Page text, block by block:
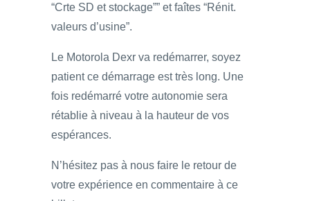
“Crte SD et stockage”” et faîtes “Rénit.
valeurs d’usine”.
Le Motorola Dexr va redémarrer, soyez
patient ce démarrage est très long. Une
fois redémarré votre autonomie sera
rétablie à niveau à la hauteur de vos
espérances.
N’hésitez pas à nous faire le retour de
votre expérience en commentaire à ce